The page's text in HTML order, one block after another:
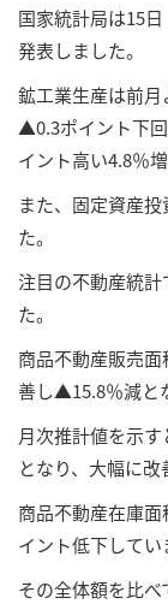
国家統計局は15
発表しました。
鉱工業生産は前
▲0.3ポイント下
イント高い4.8％
また、固定資産
た。
注目の不動産統
た。
商品不動産販売
善し▲15.8％減と
月次推計値を示
となり、大幅に改
商品不動産在庫
イント低下してい
その全体額を比